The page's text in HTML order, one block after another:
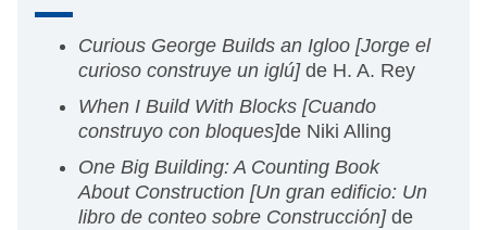
Curious George Builds an Igloo [Jorge el
curioso construye un iglú]de H. A. Rey
When I Build With Blocks [Cuando
construyo con bloques]de Niki Alling
One Big Building: A Counting Book
About Construction [Un gran edificio: Un
libro de conteo sobre Construcción]de